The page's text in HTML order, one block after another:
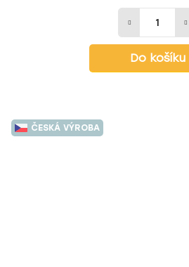
Do košíku
ČESKÁ VÝROBA